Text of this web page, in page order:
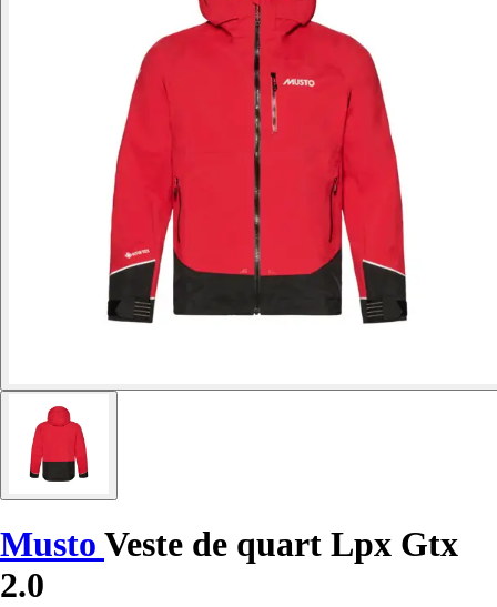
Musto Veste de quart Lpx Gtx
2.0